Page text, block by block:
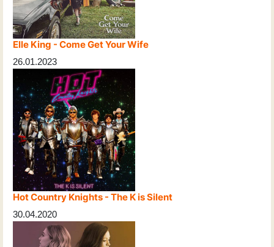
Elle King - Come Get Your Wife
26.01.2023
Hot Country Knights - The K is Silent
30.04.2020